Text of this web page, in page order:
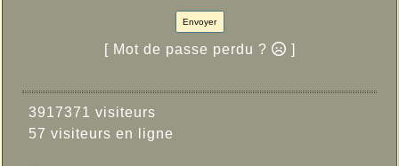
Envoyer
[ Mot de passe perdu ? ]
3917371 visiteurs
57 visiteurs en ligne